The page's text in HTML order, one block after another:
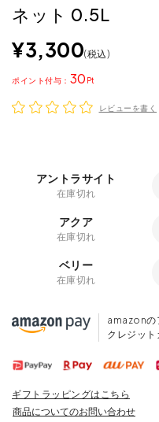
ネット 0.5L
¥3,300 税込
30
ポイント
レビューを書く
アントラサイト
在庫切れ
アクア
在庫切れ
ベリー
在庫切れ
amazonの
クレジット
ギフトラッピングはこちら
商品についてのお問い合わせ